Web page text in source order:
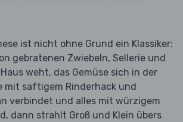
ist nicht ohne Grund ein Klassiker:
gebratenen Zwiebeln, Sellerie und
weht, das Gemüse sich in der
mit saftigem Rinderhack und
verbindet und alles mit würzigem
dann strahlt Groß und Klein übers